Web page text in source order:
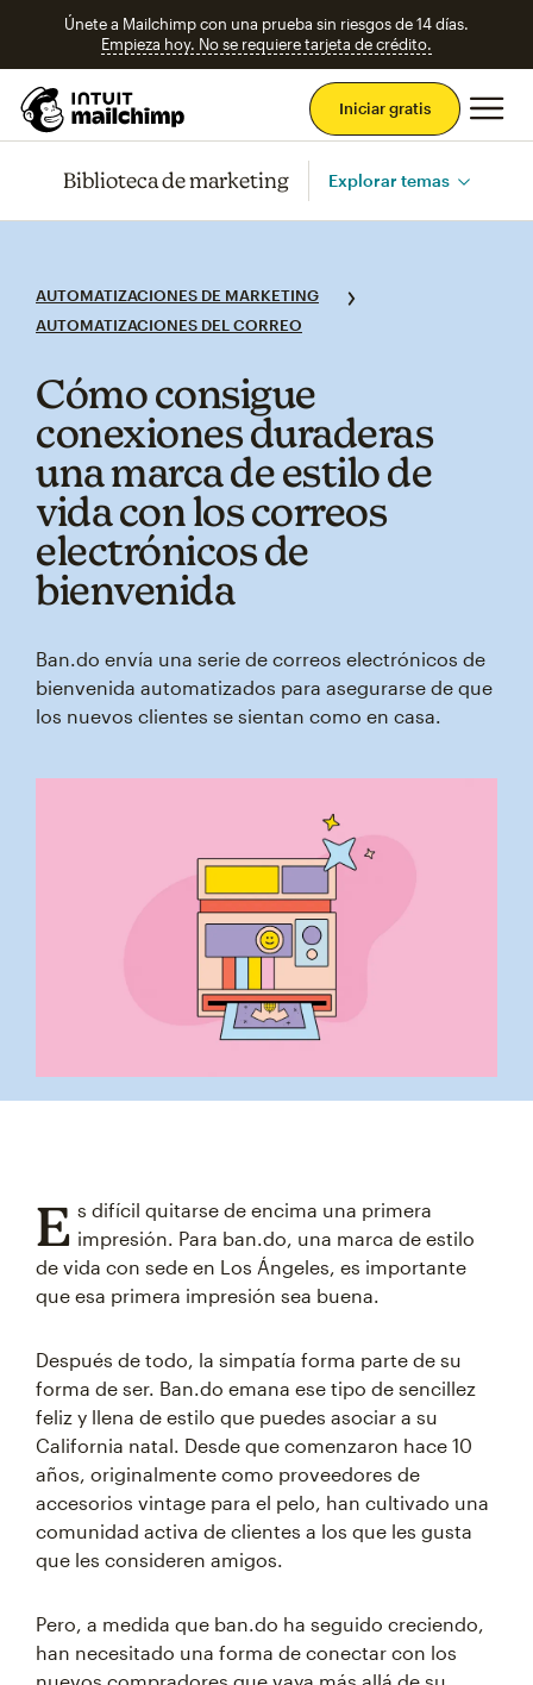
Únete a Mailchimp con una prueba sin riesgos de 14 días.
Empieza hoy. No se requiere tarjeta de crédito.
Iniciar gratis
Biblioteca de marketing Explorar temas
AUTOMATIZACIONES DE MARKETING
AUTOMATIZACIONES DEL CORREO
Cómo consigue
conexiones duraderas
una marca de estilo de
vida con los correos
electrónicos de
bienvenida
Ban.do envía una serie de correos electrónicos de
bienvenida automatizados para asegurarse de que
los nuevos clientes se sientan como en casa.
E s difícil quitarse de encima una primera
impresión. Para ban.do, una marca de estilo
de vida con sede en Los Ángeles, es importante
que esa primera impresión sea buena.
Después de todo, la simpatía forma parte de su
forma de ser. Ban.do emana ese tipo de sencillez
feliz y llena de estilo que puedes asociar a su
California natal. Desde que comenzaron hace 10
años, originalmente como proveedores de
accesorios vintage para el pelo, han cultivado una
comunidad activa de clientes a los que les gusta
que les consideren amigos.
Pero, a medida que ban.do ha seguido creciendo,
han necesitado una forma de conectar con los
nuevos compradores que vaya más allá de su